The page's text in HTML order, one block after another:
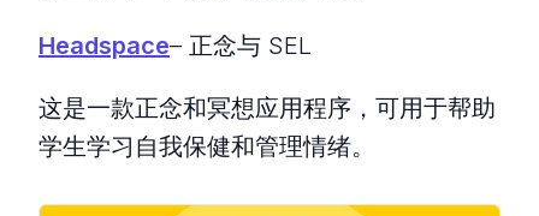
Headspace– 正念与 SEL
这是一款正念和冥想应用程序，可用于帮助
学生学习自我保健和管理情绪。